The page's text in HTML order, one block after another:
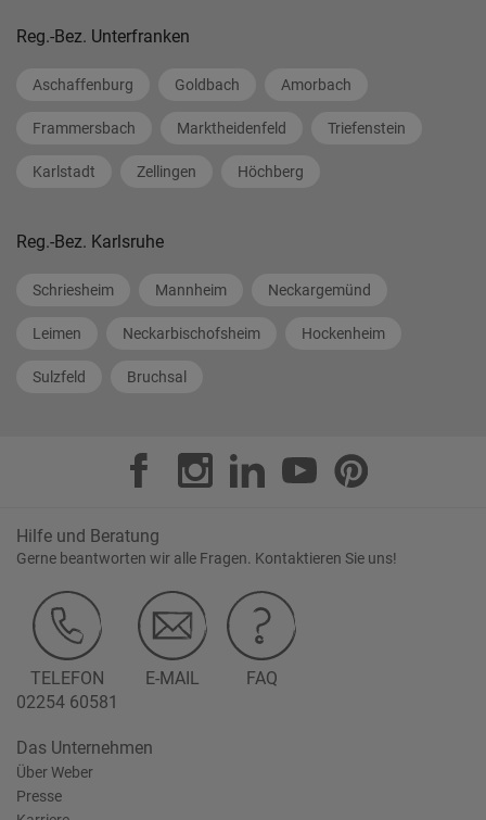
Reg.-Bez. Unterfranken
Aschaffenburg Goldbach Amorbach
Frammersbach Marktheidenfeld Triefenstein
Karlstadt Zellingen Höchberg
Reg.-Bez. Karlsruhe
Schriesheim Mannheim Neckargemünd
Leimen Neckarbischofsheim Hockenheim
Sulzfeld Bruchsal
Hilfe und Beratung
Gerne beantworten wir alle Fragen. Kontaktieren Sie uns!
TELEFON
02254 60581
E-MAIL FAQ
Das Unternehmen
Über Weber
Presse